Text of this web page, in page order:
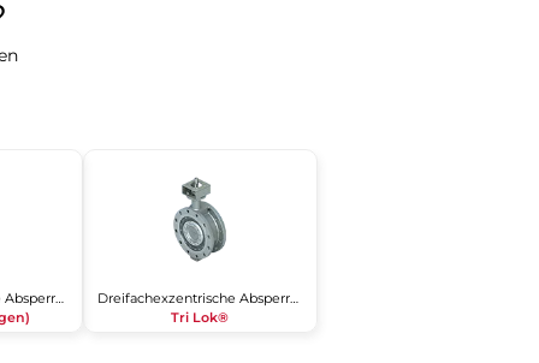
Dreifachexzentrische Absperrklappe
Dreifachexzentrische Absperrklappe
Tri Lok®